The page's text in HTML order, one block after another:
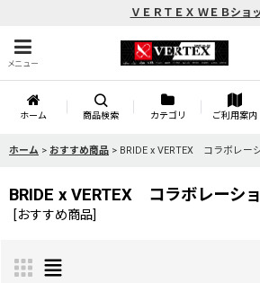
ＶＥＲＴＥＸ ＷＥＢショ
メニュー
ホーム 商品検索 カテゴリ ご利用案内
ホーム > おすすめ商品 > BRIDE x VERTEX コラボレー
BRIDE x VERTEX コラボレーシ
[おすすめ商品]